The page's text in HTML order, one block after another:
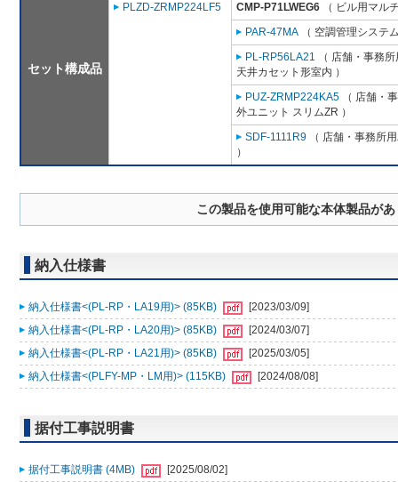
セット構成品
PLZD-ZRMP224LF5
CMP-P71LWEG6 （ ビル用マル
PAR-47MA （ 空調管理システ
PL-RP56LA21 （ 店舗・事務
天井カセット形室内 ）
PUZ-ZRMP224KA5 （ 店舗・
外ユニット スリムZR ）
SDF-1111R9 （ 店舗・事務所
）
この製品を使用可能な本体製品が
納入仕様書
納入仕様書<(PL-RP・LA19用)> (85KB)
[2023/03/09]
納入仕様書<(PL-RP・LA20用)> (85KB)
[2024/03/07]
納入仕様書<(PL-RP・LA21用)> (85KB)
[2025/03/05]
納入仕様書<(PLFY-MP・LM用)> (115KB)
[2024/08/08]
据付工事説明書
据付工事説明書 (4MB) [2025/08/02]